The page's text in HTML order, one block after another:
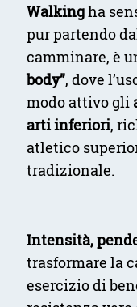
Walkingha
pur partendo
camminare, è
body”, dove
modo attivo gli
arti inferiori,
atletico
tradizionale.
Intensità,
trasformare la
esercizio di